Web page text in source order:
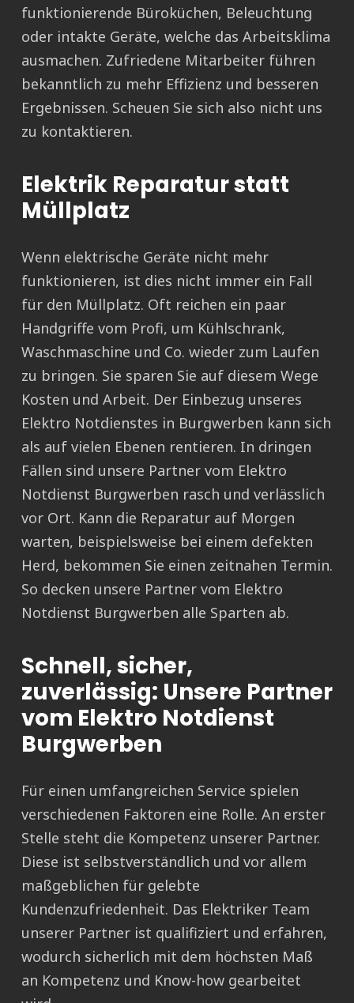
funktionierende Büroküchen, Beleuchtung
oder intakte Geräte, welche das Arbeitsklima
ausmachen. Zufriedene Mitarbeiter führen
bekanntlich zu mehr Effizienz und besseren
Ergebnissen. Scheuen Sie sich also nicht uns
zu kontaktieren.
Elektrik Reparatur statt
Müllplatz
Wenn elektrische Geräte nicht mehr
funktionieren, ist dies nicht immer ein Fall
für den Müllplatz. Oft reichen ein paar
Handgriffe vom Profi, um Kühlschrank,
Waschmaschine und Co. wieder zum Laufen
zu bringen. Sie sparen Sie auf diesem Wege
Kosten und Arbeit. Der Einbezug unseres
Elektro Notdienstes in Burgwerben kann sich
als auf vielen Ebenen rentieren. In dringen
Fällen sind unsere Partner vom Elektro
Notdienst Burgwerben rasch und verlässlich
vor Ort. Kann die Reparatur auf Morgen
warten, beispielsweise bei einem defekten
Herd, bekommen Sie einen zeitnahen Termin.
So decken unsere Partner vom Elektro
Notdienst Burgwerben alle Sparten ab.
Schnell, sicher,
zuverlässig: Unsere Partner
vom Elektro Notdienst
Burgwerben
Für einen umfangreichen Service spielen
verschiedenen Faktoren eine Rolle. An erster
Stelle steht die Kompetenz unserer Partner.
Diese ist selbstverständlich und vor allem
maßgeblichen für gelebte
Kundenzufriedenheit. Das Elektriker Team
unserer Partner ist qualifiziert und erfahren,
wodurch sicherlich mit dem höchsten Maß
an Kompetenz und Know-how gearbeitet